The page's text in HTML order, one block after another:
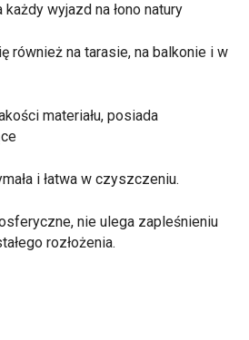
wyjazd na łono natury
również na tarasie, na balkonie i w
materiału, posiada
i łatwa w czyszczeniu.
nie ulega zapleśnieniu
rozłożenia.